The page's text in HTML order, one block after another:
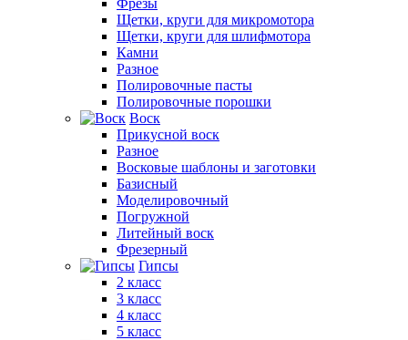
Фрезы
Щетки, круги для микромотора
Щетки, круги для шлифмотора
Камни
Разное
Полировочные пасты
Полировочные порошки
Воск
Прикусной воск
Разное
Восковые шаблоны и заготовки
Базисный
Моделировочный
Погружной
Литейный воск
Фрезерный
Гипсы
2 класс
3 класс
4 класс
5 класс